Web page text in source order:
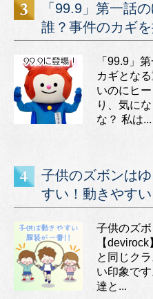
「99.9」第一話
誰？事件のカギ
「99.9」
カギとな
いのにヒ
り、気に
な？ 私は...
子供のズボンは
すい！動きやす
子供のズ
【
と同じク
い印象で
達と...